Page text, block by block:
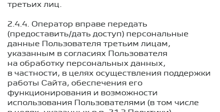
третьих лиц.
2.4.4. Оператор вправе передать
(предоставить/дать доступ) персональные
данные Пользователя третьим лицам,
указанным в согласиях Пользователя
на обработку персональных данных,
в частности, в целях осуществления поддержки
работы Сайта, обеспечения его
функционирования и возможности
использования Пользователями (в том числе